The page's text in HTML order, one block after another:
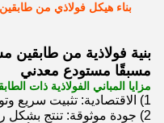
بناء هيكل فولاذي من
بنية فولاذية من
مسبقًا مستودع معدني
مزايا المباني الفولاذية ذات
1) الاقتصادية: تثبيت سريع وتوفير تكلفة البناء
2) جودة موثوقة: تنتج بشكل رئيسي في المصنع ومراقبة الجودة